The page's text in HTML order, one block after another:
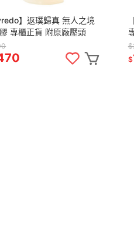
】返璞歸真 無人之境
沐浴膠 專櫃正貨 附原廠壓頭
$